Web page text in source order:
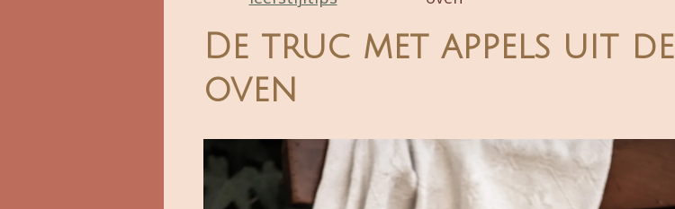
De truc met appels uit de
oven